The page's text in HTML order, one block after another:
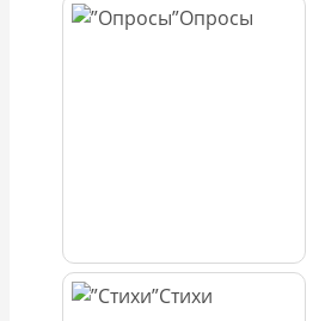
Опросы
Стихи